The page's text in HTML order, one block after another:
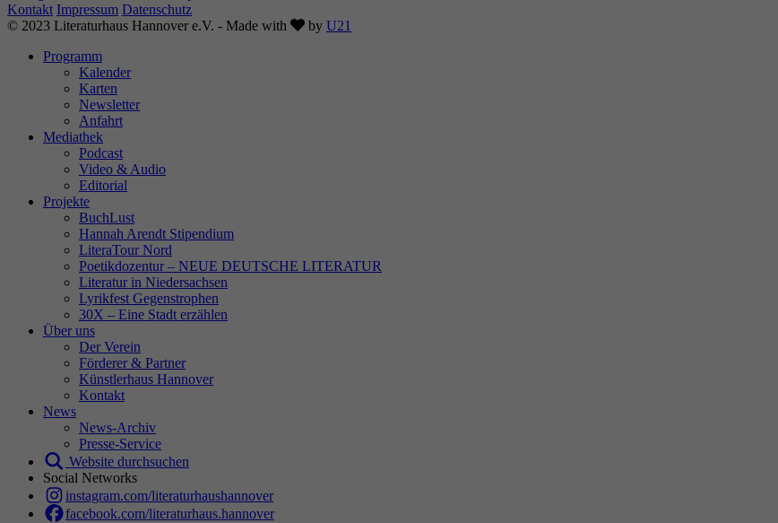
Kontakt Impressum Datenschutz
© 2023 Literaturhaus Hannover e.V. - Made with
Love
by U21
Programm
Kalender
Karten
Newsletter
Anfahrt
Mediathek
Podcast
Video & Audio
Editorial
Projekte
BuchLust
Hannah Arendt Stipendium
LiteraTour Nord
Poetikdozentur – NEUE DEUTSCHE LITERATUR
Literatur in Niedersachsen
Lyrikfest Gegenstrophen
30X – Eine Stadt erzählen
Über uns
Der Verein
Förderer & Partner
Künstlerhaus Hannover
Kontakt
News
News-Archiv
Presse-Service
Website durchsuchen
Social Networks
instagram.com/literaturhaushannover
facebook.com/literaturhaus.hannover